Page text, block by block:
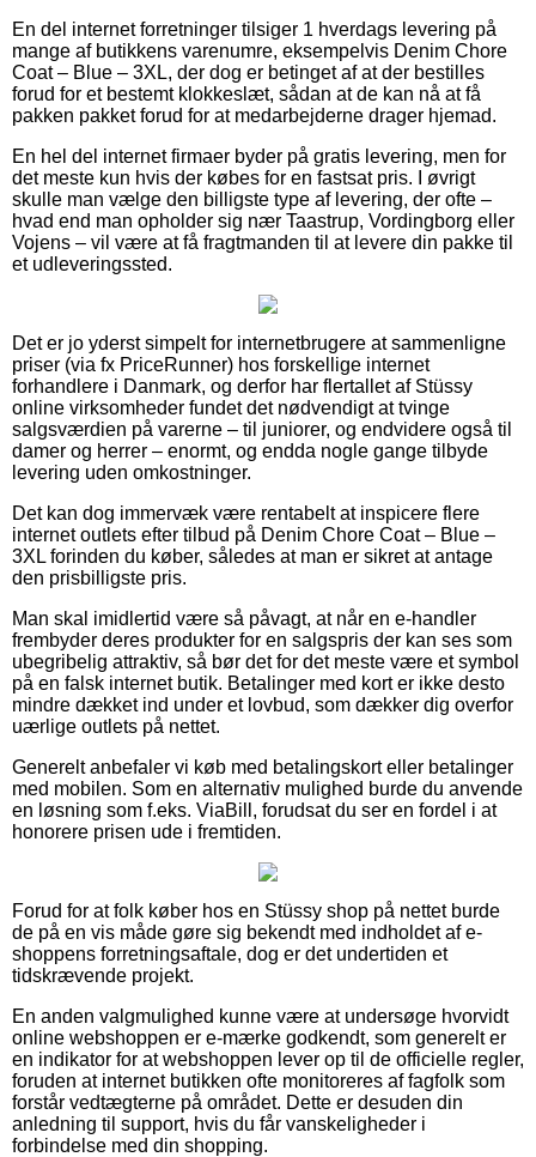
En del internet forretninger tilsiger 1 hverdags levering på
mange af butikkens varenumre, eksempelvis Denim Chore
Coat – Blue – 3XL, der dog er betinget af at der bestilles
forud for et bestemt klokkeslæt, sådan at de kan nå at få
pakken pakket forud for at medarbejderne drager hjemad.
En hel del internet firmaer byder på gratis levering, men for
det meste kun hvis der købes for en fastsat pris. I øvrigt
skulle man vælge den billigste type af levering, der ofte –
hvad end man opholder sig nær Taastrup, Vordingborg eller
Vojens – vil være at få fragtmanden til at levere din pakke til
et udleveringssted.
Det er jo yderst simpelt for internetbrugere at sammenligne
priser (via fx PriceRunner) hos forskellige internet
forhandlere i Danmark, og derfor har flertallet af Stüssy
online virksomheder fundet det nødvendigt at tvinge
salgsværdien på varerne – til juniorer, og endvidere også til
damer og herrer – enormt, og endda nogle gange tilbyde
levering uden omkostninger.
Det kan dog immervæk være rentabelt at inspicere flere
internet outlets efter tilbud på Denim Chore Coat – Blue –
3XL forinden du køber, således at man er sikret at antage
den prisbilligste pris.
Man skal imidlertid være så påvagt, at når en e-handler
frembyder deres produkter for en salgspris der kan ses som
ubegribelig attraktiv, så bør det for det meste være et symbol
på en falsk internet butik. Betalinger med kort er ikke desto
mindre dækket ind under et lovbud, som dækker dig overfor
uærlige outlets på nettet.
Generelt anbefaler vi køb med betalingskort eller betalinger
med mobilen. Som en alternativ mulighed burde du anvende
en løsning som f.eks. ViaBill, forudsat du ser en fordel i at
honorere prisen ude i fremtiden.
Forud for at folk køber hos en Stüssy shop på nettet burde
de på en vis måde gøre sig bekendt med indholdet af e-
shoppens forretningsaftale, dog er det undertiden et
tidskrævende projekt.
En anden valgmulighed kunne være at undersøge hvorvidt
online webshoppen er e-mærke godkendt, som generelt er
en indikator for at webshoppen lever op til de officielle regler,
foruden at internet butikken ofte monitoreres af fagfolk som
forstår vedtægterne på området. Dette er desuden din
anledning til support, hvis du får vanskeligheder i
forbindelse med din shopping.